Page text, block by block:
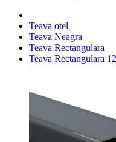
Teava otel
Teava Neagra
Teava Rectangulara
Teava Rectangulara